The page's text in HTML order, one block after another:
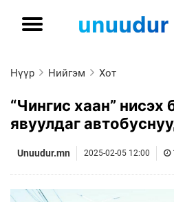
Нүүр Нийгэм Хот
“Чингис хаан” нисэх
явуулдаг
Unuudur.mn 2025-02-05 12:00